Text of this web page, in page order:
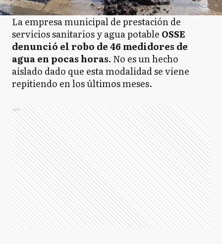
La empresa municipal de prestación de
servicios sanitarios y agua potable OSSE
denunció el robo de 46 medidores de
agua en pocas horas. No es un hecho
aislado dado que esta modalidad se viene
repitiendo en los últimos meses.
Ads